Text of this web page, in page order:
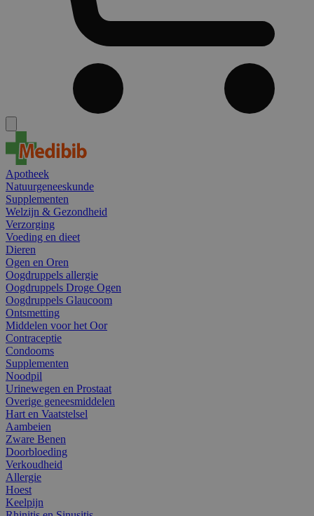
Apotheek
Natuurgeneeskunde
Supplementen
Welzijn & Gezondheid
Verzorging
Voeding en dieet
Dieren
Ogen en Oren
Oogdruppels allergie
Oogdruppels Droge Ogen
Oogdruppels Glaucoom
Ontsmetting
Middelen voor het Oor
Contraceptie
Condooms
Supplementen
Noodpil
Urinewegen en Prostaat
Overige geneesmiddelen
Hart en Vaatstelsel
Aambeien
Zware Benen
Doorbloeding
Verkoudheid
Allergie
Hoest
Keelpijn